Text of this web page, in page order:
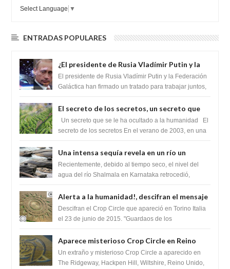
Select Language ▼
ENTRADAS POPULARES
¿El presidente de Rusia Vladímir Putin y la
Federación Galactica han firmado un
tratado para acabar con los Sionistas?
El presidente de Rusia Vladímir Putin y la Federación
Galáctica han firmado un tratado para trabajar juntos,
El secreto de los secretos, un secreto que
cambiaría por completo el destino de la
humanidad
Un secreto que se le ha ocultado a la humanidad El
secreto de los secretos En el verano de 2003, en una
Una intensa sequía revela en un río un
impresionante hallazgo de miles de Shiva
Lingas
Recientemente, debido al tiempo seco, el nivel del
agua del río Shalmala en Karnataka retrocedió,
Alerta a la humanidad!, descifran el mensaje
del Crop Circle de Torino ,Italia
Descifran el Crop Circle que apareció en Torino Italia
el 23 de junio de 2015. "Guardaos de los
Aparece misterioso Crop Circle en Reino
Unido 23 de junio 2016
Un extraño y misterioso Crop Circle a aparecido en
The Ridgeway, Hackpen Hill, Wiltshire, Reino Unido,